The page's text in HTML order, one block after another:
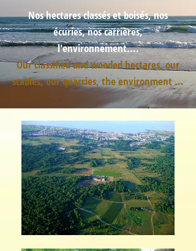
Nos hectares classés et boisés, nos
écuries, nos carrières,
l'environnement....
Our classified and wooded hectares, our
stables, our quarries, the environment ...